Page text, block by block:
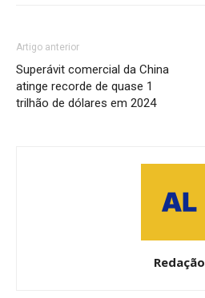
Artigo anterior
Superávit comercial da China
atinge recorde de quase 1
trilhão de dólares em 2024
Redação